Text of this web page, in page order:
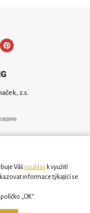
z.s.
2010
Vášsouhlas k využití
informace týkající se
„OK“.